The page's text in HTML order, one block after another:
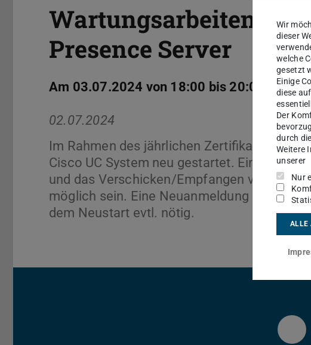
Wartungsarbeiten:
Presence Server
Am 03.07.2024 von 18:00 bis 20:00 Uhr
02.07.2024
Im Rahmen des jährlichen
Cisco UC System neu gestartet. Eine
und das Verschicken/Empfangen von
möglich sein. Eine Neuanmeldung des
dem Neustart evtl. nötig.
Wir
dieser
welche
gesetzt
Einige
diese
Der
durch
Weitere
unserer
Nur
ALLE